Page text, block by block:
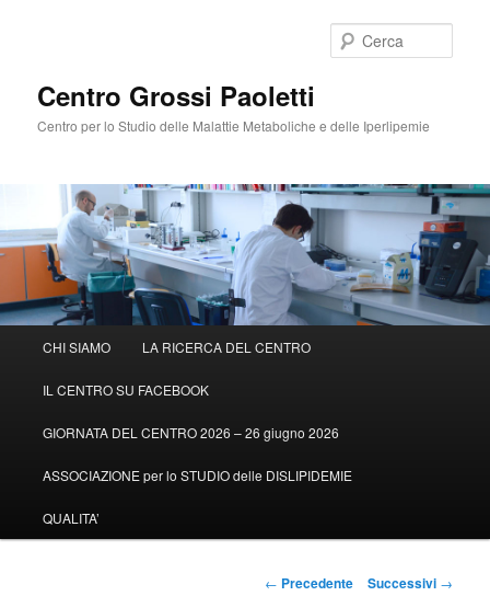
Centro Grossi Paoletti
Centro per lo Studio delle Malattie Metaboliche e delle Iperlipemie
principale
Vai
al
contenuto
CHI SIAMO LA RICERCA DEL CENTRO
IL CENTRO SU FACEBOOK
GIORNATA DEL CENTRO 2026 – 26 giugno 2026
ASSOCIAZIONE per lo STUDIO delle DISLIPIDEMIE
QUALITA’
Navigazione
← Precedente Successivi →